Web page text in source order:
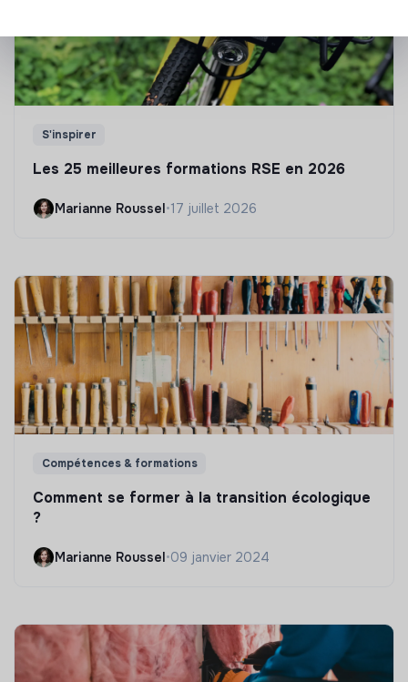
S'inspirer
Les 25 meilleures formations RSE en 2026
Marianne Roussel•17 juillet 2026
Compétences & formations
Comment se former à la transition écologique
?
Marianne Roussel•09 janvier 2024